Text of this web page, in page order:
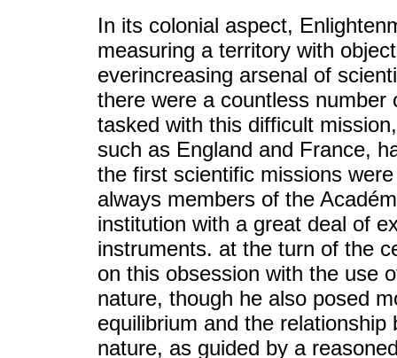
In its colonial aspect,
measuring a territory with
everincreasing arsenal of
there were a countless
tasked with this difficult
such as England and France,
the first scientific missions
always members of the
institution with a great deal of
instruments. at the turn of the
on this obsession with the use
nature, though he also posed
equilibrium and the
nature, as guided by a